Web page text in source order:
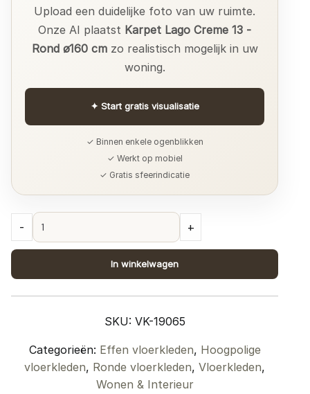
Upload een duidelijke foto van uw ruimte.
Onze AI plaatst Karpet Lago Creme 13 -
Rond ø160 cmzo realistisch mogelijk in uw
woning.
✦ Start gratis visualisatie
✓ Binnen enkele ogenblikken
✓ Werkt op mobiel
✓ Gratis sfeerindicatie
Creme
13
ø160
quantity
- +
In winkelwagen
SKU: VK-19065
Categorieën: Effen vloerkleden, Hoogpolige
vloerkleden, Ronde vloerkleden, Vloerkleden,
Wonen & Interieur